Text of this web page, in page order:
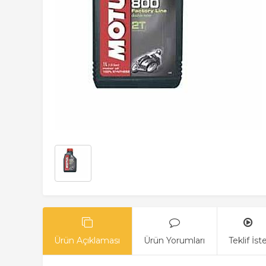
Ürün Açıklaması Ürün Yorumları Teklif